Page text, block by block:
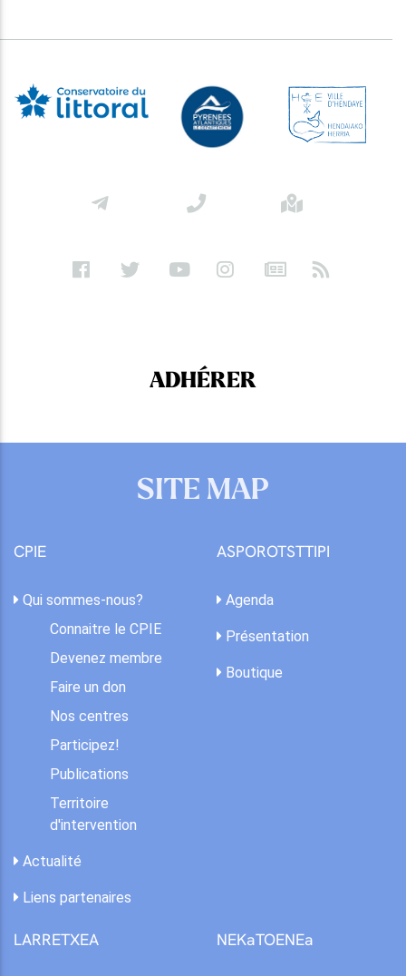
ADHÉRER
SITE MAP
CPIE
Qui sommes-nous?
Connaitre le CPIE
Devenez membre
Faire un don
Nos centres
Participez!
Publications
Territoire
d'intervention
Actualité
Liens partenaires
ASPOROTSTTIPI
Agenda
Présentation
Boutique
LARRETXEA NEKaTOENEa